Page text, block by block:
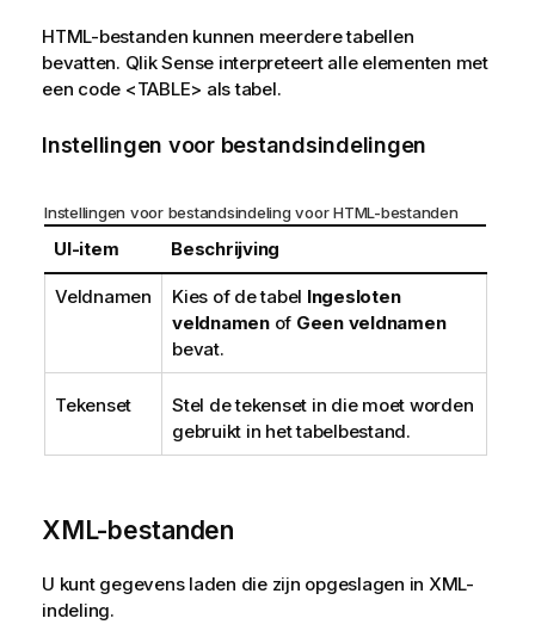
HTML-bestanden kunnen meerdere tabellen
bevatten. Qlik Sense interpreteert alle elementen met
een code <TABLE> als tabel.
Instellingen voor bestandsindelingen
Instellingen voor bestandsindeling voorHTML-bestanden
UI-item Beschrijving
Veldnamen Kies of de tabel Ingesloten
veldnamenof Geen veldnamen
bevat.
Tekenset
Stel de tekenset in die moet worden
gebruikt in het tabelbestand.
XML-bestanden
U kunt gegevens laden die zijn opgeslagen in XML-
indeling.